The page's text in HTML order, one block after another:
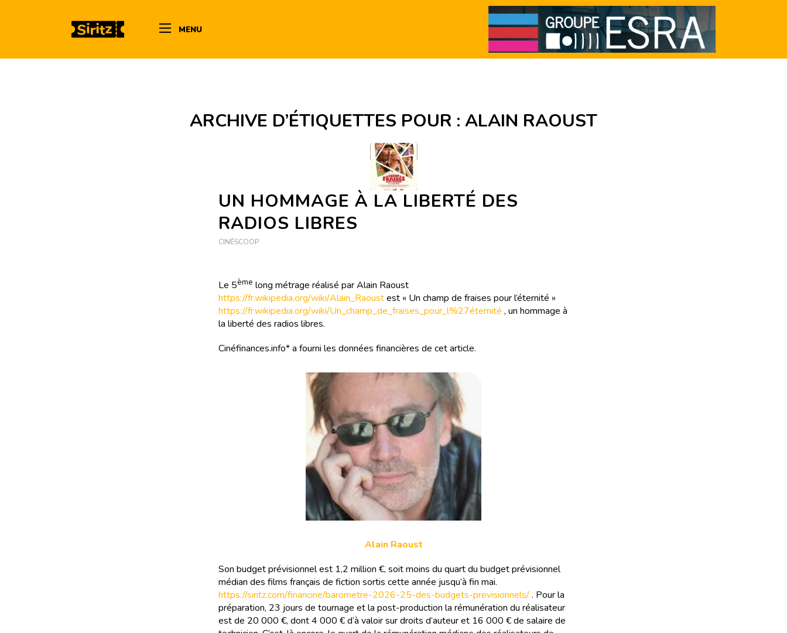
MENU
ARCHIVE D’ÉTIQUETTES POUR : ALAIN RAOUST
UN HOMMAGE À LA LIBERTÉ DES
RADIOS LIBRES
CINÉSCOOP
Le 5ème long métrage réalisé par Alain Raoust
https://fr.wikipedia.org/wiki/Alain_Raoustest « Un champ de fraises pour l’éternité »
https://fr.wikipedia.org/wiki/Un_champ_de_fraises_pour_l%27éternité , un hommage à
la liberté des radios libres.
Cinéfinances.info* a fourni les données financières de cet article.
Alain Raoust
Son budget prévisionnel est 1,2 million €, soit moins du quart du budget prévisionnel
médian des films français de fiction sortis cette année jusqu’à fin mai.
https://siritz.com/financine/barometre-2026-25-des-budgets-previsionnels/. Pour la
préparation, 23 jours de tournage et la post-production la rémunération du réalisateur
est de 20 000 €, dont 4 000 € d’à valoir sur droits d’auteur et 16 000 € de salaire de